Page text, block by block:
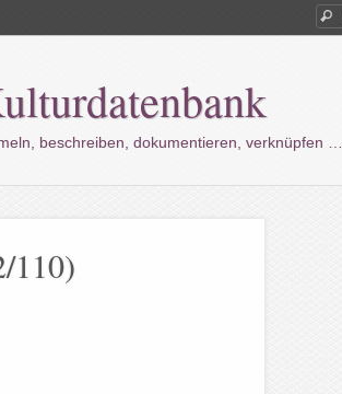
beschreiben, dokumentieren, verknüpfen …
110)